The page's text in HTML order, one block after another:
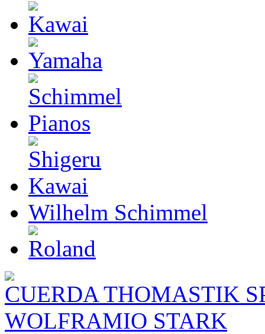
Wilhelm Schimmel
CUERDA THOMASTIK
WOLFRAMIO STARK